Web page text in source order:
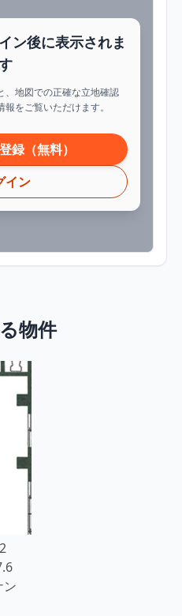
ン後に表示されま
、地図での正確な立地確認
をご覧いただけます。
録（無料）
イン
物件